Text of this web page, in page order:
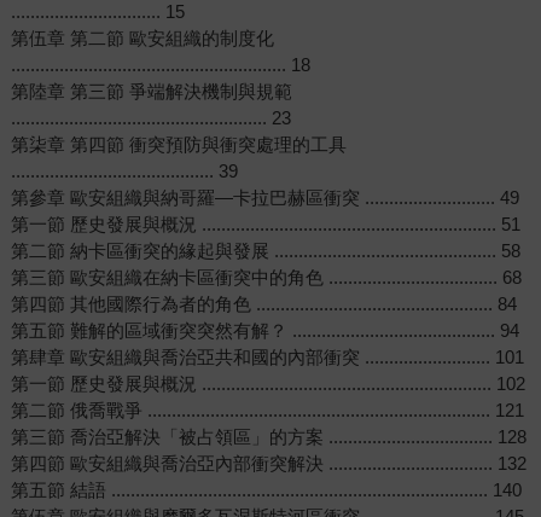
............................... 15
第伍章 第二節 歐安組織的制度化
......................................................... 18
第陸章 第三節 爭端解決機制與規範
..................................................... 23
第柒章 第四節 衝突預防與衝突處理的工具
.......................................... 39
第參章 歐安組織與納哥羅—卡拉巴赫區衝突 ........................... 49
第一節 歷史發展與概況 ............................................................. 51
第二節 納卡區衝突的緣起與發展 .............................................. 58
第三節 歐安組織在納卡區衝突中的角色 ................................... 68
第四節 其他國際行為者的角色 ................................................. 84
第五節 難解的區域衝突突然有解？ .......................................... 94
第肆章 歐安組織與喬治亞共和國的內部衝突 .......................... 101
第一節 歷史發展與概況 ............................................................ 102
第二節 俄喬戰爭 ....................................................................... 121
第三節 喬治亞解決「被占領區」的方案 .................................. 128
第四節 歐安組織與喬治亞內部衝突解決 .................................. 132
第五節 結語 .............................................................................. 140